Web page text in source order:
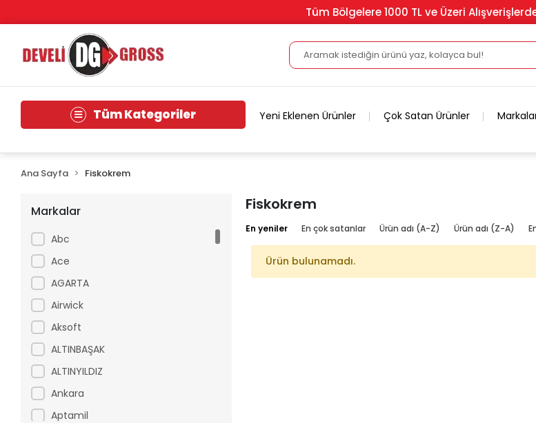
Tüm Bölgelere 1000 TL ve Üzeri
Tüm Kategoriler Yeni Eklenen Ürünler Çok Satan Ürünler
Ana Sayfa Fiskokrem
Markalar
Abc
Ace
AGARTA
Airwick
Aksoft
ALTINBAŞAK
ALTINYILDIZ
Ankara
Aptamil
Fiskokrem
En yeniler En çok satanlar Ürün adı (A-Z) Ürün adı (Z-A)
Ürün bulunamadı.